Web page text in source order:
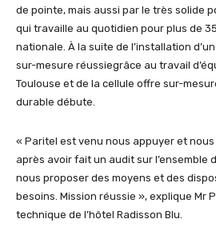
de pointe, mais aussi par le très solide
qui travaille au quotidien pour plus de
nationale. À la suite de l’installation
sur-mesure réussiegrâce au travail
Toulouse et de la cellule offre sur-
durable débute.
« Paritel est venu nous appuyer et
après avoir fait un audit sur l’ensemble
nous proposer des moyens et des
besoins. Mission réussie », explique Mr
technique de l’hôtel Radisson Blu.